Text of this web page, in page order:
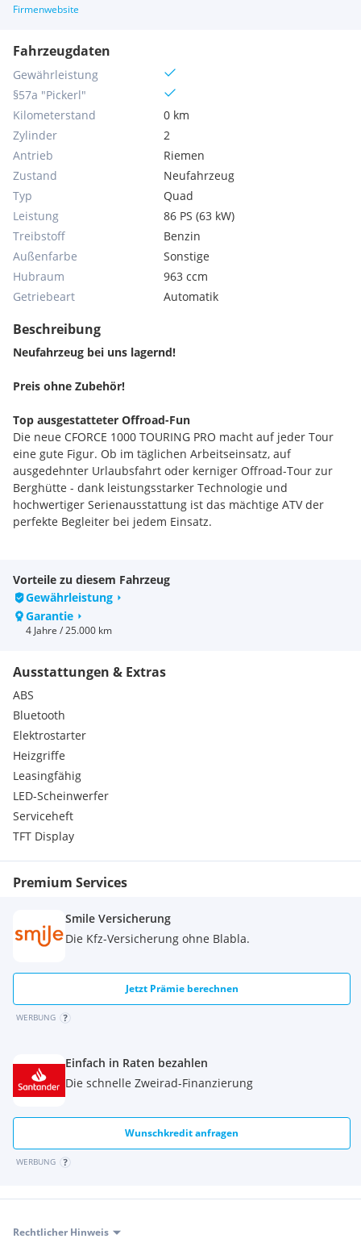
Firmenwebsite
Fahrzeugdaten
Gewährleistung
§57a "Pickerl"
Kilometerstand
0 km
Zylinder
2
Antrieb
Riemen
Zustand
Neufahrzeug
Typ
Quad
Leistung
86 PS (63 kW)
Treibstoff
Benzin
Außenfarbe
Sonstige
Hubraum
963 ccm
Getriebeart
Automatik
Beschreibung
Neufahrzeug bei uns lagernd!
Preis ohne Zubehör!
Top ausgestatteter Offroad-Fun
Die neue CFORCE 1000 TOURING PRO macht auf jeder Tour
eine gute Figur. Ob im täglichen Arbeitseinsatz, auf
ausgedehnter Urlaubsfahrt oder kerniger Offroad-Tour zur
Berghütte - dank leistungsstarker Technologie und
hochwertiger Serienausstattung ist das mächtige ATV der
perfekte Begleiter bei jedem Einsatz.
Hubraum962,6 cm3
Zylinder 2
Maximale Leistung
KühlungWasser/Öl
Antrieb
Startere-starter
Zulassung
Einspritzung
Motorleistung (Drehmoment)
ABS
3 Power-Modes
8 Zoll MMI-Touchscreen mit Apple CarPlay
4 Jahre Herstellergarantie oder max. 25.000 km
Laufleistung oder 1.250 Bh (ausgenommen gewerbliche
Piggyback-Stoßdämpfer mit Ausgleichsbehälter für
optimierte Wärmeableitung, konstanteres Fahrverhalten
und gleichbleibende Dämpfung
Rückenlehne
14‘ färbige Beadlock
Färbige Federn
Vorteile zu diesem Fahrzeug
Gewährleistung
Garantie
4 Jahre / 25.000 km
Ausstattungen & Extras
ABS
Bluetooth
Elektrostarter
Heizgriffe
Leasingfähig
LED-Scheinwerfer
Serviceheft
TFT Display
Premium Services
Smile Versicherung
Die Kfz-Versicherung ohne Blabla.
Jetzt Prämie berechnen
WERBUNG
Einfach in Raten bezahlen
Die schnelle Zweirad-Finanzierung
Wunschkredit anfragen
WERBUNG
Rechtlicher Hinweis